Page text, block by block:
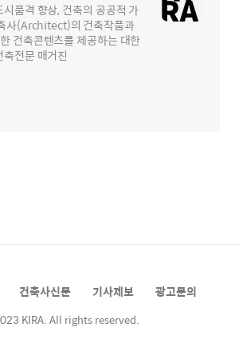
품격 향상, 건축의 공공적 가
사(Architect)의 건축작품과
건축콘텐츠를 제공하는 대한
전문 매거진
건축사신문 기사제보 광고문의
KIRA. All rights reserved.